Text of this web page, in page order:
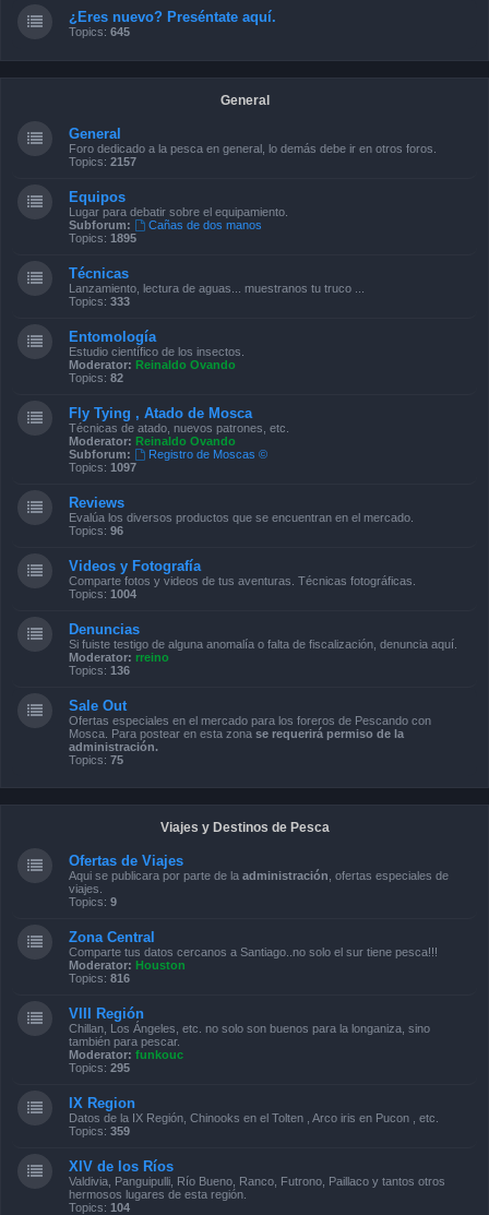
¿Eres nuevo? Preséntate aquí.
Topics: 645
General
General
Foro dedicado a la pesca en general, lo demás debe ir en otros foros.
Topics: 2157
Equipos
Lugar para debatir sobre el equipamiento.
Subforum:
Cañas de dos manos
Topics: 1895
Técnicas
Lanzamiento, lectura de aguas... muestranos tu truco ...
Topics: 333
Entomología
Estudio científico de los insectos.
Moderator: Reinaldo Ovando
Topics: 82
Fly Tying , Atado de Mosca
Técnicas de atado, nuevos patrones, etc.
Moderator: Reinaldo Ovando
Subforum:
Registro de Moscas ©
Topics: 1097
Reviews
Evalúa los diversos productos que se encuentran en el mercado.
Topics: 96
Videos y Fotografía
Comparte fotos y videos de tus aventuras. Técnicas fotográficas.
Topics: 1004
Denuncias
Si fuiste testigo de alguna anomalía o falta de fiscalización, denuncia aquí.
Moderator: rreino
Topics: 136
Sale Out
Ofertas especiales en el mercado para los foreros de Pescando con
Mosca. Para postear en esta zona se requerirá permiso de la
administración.
Topics: 75
Viajes y Destinos de Pesca
Ofertas de Viajes
Aqui se publicara por parte de la administración , ofertas especiales de
viajes.
Topics: 9
Zona Central
Comparte tus datos cercanos a Santiago..no solo el sur tiene pesca!!!
Moderator: Houston
Topics: 816
VIII Región
Chillan, Los Ángeles, etc. no solo son buenos para la longaniza, sino
también para pescar.
Moderator: funkouc
Topics: 295
IX Region
Datos de la IX Región, Chinooks en el Tolten , Arco iris en Pucon , etc.
Topics: 359
XIV de los Ríos
Valdivia, Panguipulli, Río Bueno, Ranco, Futrono, Paillaco y tantos otros
hermosos lugares de esta región.
Topics: 104